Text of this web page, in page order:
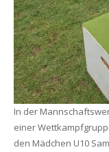
In der
einer
den Mädchen U10